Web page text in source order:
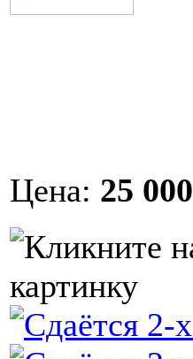
Цена: 25 000
картинку